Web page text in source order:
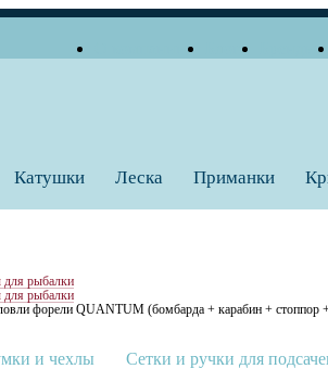
Катушки Леска Приманки
для рыбалки
для рыбалки
форели QUANTUM (бомбарда + карабин + стоппор
и чехлы Сетки и ручки для